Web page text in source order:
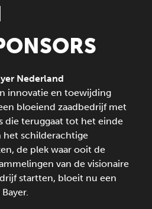
Nederland
innovatie en toewijding
bloeiend zaadbedrijf met
die teruggaat tot het einde
het schilderachtige
de plek waar ooit de
van de visionaire
startten, bloeit nu een